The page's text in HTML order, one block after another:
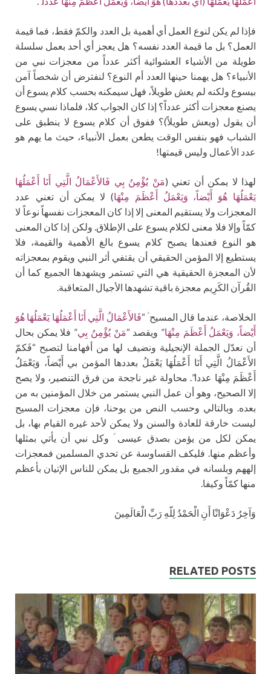
فإذا لم يكن لنوع العمل أي أهمية بل العدد والكمّ فقط، فما قيمة
العمل؟ بل ما قيمة العدد نفسه؟ هل يعجز أي أحد بعمل سلسلة
طويلة من الأشياء العشوائية أكثر عدداً من معجزات نبي من
الأنبياء؟ هل يهمنا حينها العدد أم النوع؟ لنفترض أن شخصاً آمن
بيسوع ولكنه لم يعش طويلاً، فهل سيمكنه بحسب كلام يسوع أن
يصنع معجزات أكثر عدداً؟ إذا كان الجواب كلا، فلماذا نسي يسوع
أن يقول (ويعش طويلاً)؟ ففوق أن كلام يسوع لا ينطبق على
الشباب فهو بنفس الوقت يطعن بعمل الأنبياء، حيث ما يهم هو
عدد الأعمال وليس قيمتها!
لهذا لا يمكن أن تعني (مَنْ يُؤْمِنُ بِي فَالأَعْمَالُ الَّتِي أَنَا أَعْمَلُهَا
يَعْمَلُهَا هُوَ أَيْضاً، وَيَعْمَلُ أَعْظَمَ مِنْهَا) لا يمكن أن تعني عدد
المعجزات ولا يستقيم المعنى إلا إذا كان المعجزات نفسهاً نوعاً لا
كمّاً وإلا فلا معنى لكلام يسوع على الإطلاق. ولكن إذا كان المعنى
هو النوع فعندها يصبح كلام يسوع بالغ الأهمية والقيمة، فلا
يستطيع إلا المؤمن الحقيقي أن يقتفي أثر النبي ويقوم بمعجزاته
لأن المعجزة الحقيقية هي التي تستمر ويشهدها الجميع كما أن
القُرآن الكَرِيم معجزة باقية تشهدها الأجيال المتعاقبة.
الخلاصة، عندما قال المسيح ؑ “فَالأَعْمَالُ الَّتِي أَنَا أَعْمَلُهَا يَعْمَلُهَا هُوَ
أَيْضاً، وَيَعْمَلُ أَعْظَمَ مِنْهَا” ويقصد “مَنْ يُؤْمِنُ بِي” فلا يمكن بحال
أن نعدّل الجملة الإنجيلية ونضيف لها من أفهامنا لتصبح “فَكمّ
الأَعْمَالُ الَّتِي أَنَا أَعْمَلُهَا يَعْمَلُ بعددها المؤمن بي أَيْضاً، وَيَعْمَلُ
أَعْظَمَ مِنْهَا عددا”. محاولة غير ناجحة من فرق التنصير، ولا يصح
إلا الصحيح، وهو أن عمل النبي يستمر من خلال المؤمنين به من
بعده. وبالتالي وحسب النص من يوحنا، فإن معجزات المسيح
ليست خارقة للعادة والسنن ولا يمكن لأحد غيره القيام بها، بل
يمكن لكل من يؤمن بصدق عيسى ؑ وكل نبي أن يأتي بمثلها
وأعظم منها. فليكف القساوسة عن تحدي المسلمين فمعجزات
إلههم وبلسانه في مقدور الجميع بل يمكن للناس الإتيان بأعظم
منها كمّاً وكيفا.
وَآخِرُ دَعْوَانْا أَنِ الْحَمْدُ لِلّهِ رَبِّ الْعَالَمِينَ
RELATED POSTS